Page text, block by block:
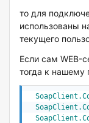
то для
использованы
текущего
Если сам WEB-
тогда к нашему